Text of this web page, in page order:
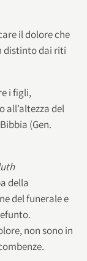
il dolore che
distinto dai riti
i figli,
all’altezza del
(Gen.
della
del funerale e
non sono in